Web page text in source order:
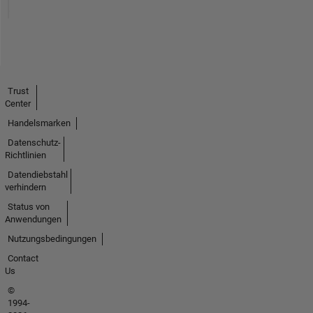
Trust
Center
Handelsmarken
Datenschutz-
Richtlinien
Datendiebstahl
verhindern
Status von
Anwendungen
Nutzungsbedingungen
Contact
Us
©
1994-